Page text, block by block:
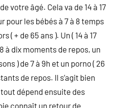
votre âgé. Cela va de 14 à 17
pour les bébés à 7 à 8 temps
( + de 65 ans ). Un ( 14 à 17
à dix moments de repos, un
) de 7 à 9h et un porno ( 26
de repos. ll s’agit bien
dépend ensuite des
connaît un retour de